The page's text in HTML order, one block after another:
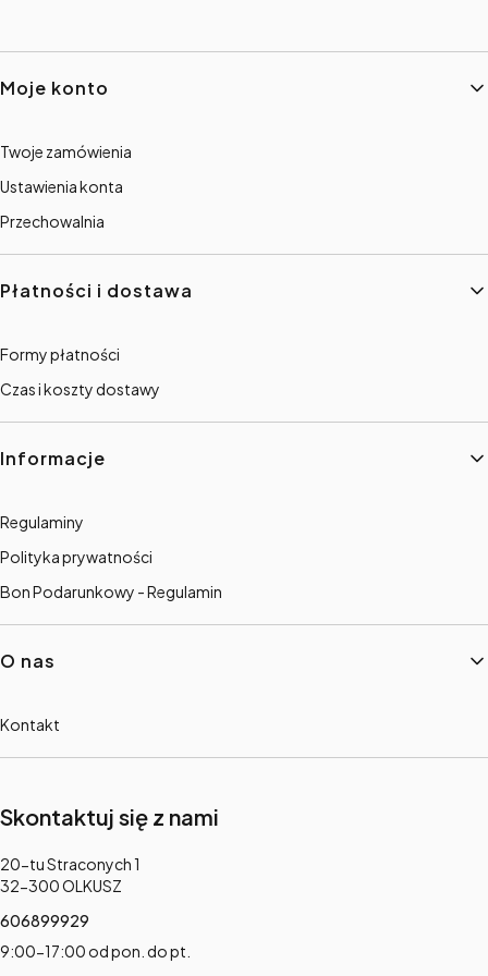
Linki w stopce
Moje konto
Twoje zamówienia
Ustawienia konta
Przechowalnia
Płatności i dostawa
Formy płatności
Czas i koszty dostawy
Informacje
Regulaminy
Polityka prywatności
Bon Podarunkowy - Regulamin
O nas
Kontakt
Skontaktuj się z nami
Adres:
20-tu Straconych 1
32-300 OLKUSZ
606899929
9:00-17:00 od pon. do pt.